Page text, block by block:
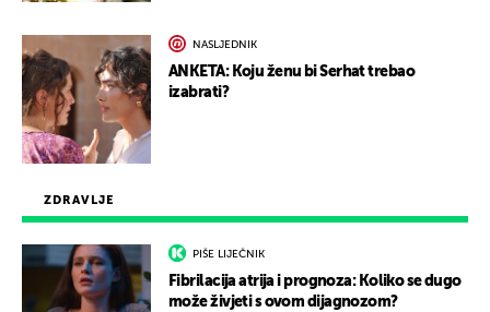
ZDRAVLJE
PIŠE LIJEČNIK
Fibrilacija atrija i prognoza: Koliko se dugo
može živjeti s ovom dijagnozom?
NASLJEDNIK
ANKETA: Koju ženu bi Serhat trebao
izabrati?